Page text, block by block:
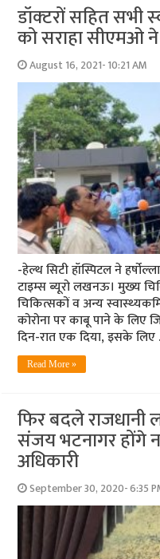
डॉक्‍टरों सहित सभी
को सराहा सीएमओ ने
August 16, 2021- 10:21 AM
-हेल्‍थ सिटी हॉस्पिटल ने
टाइम्‍स ब्‍यूरो लखनऊ। मुख्‍य
चिकित्‍सकों व अन्‍य
कोरोना पर काबू पाने के लिए
दिन-रात एक दिया, इसके
Read More »
फि‍र बदले
संजय भटनागर होंगे
अधिकारी
September 30, 2020- 6:35